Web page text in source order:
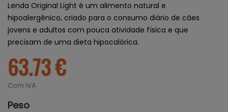
Lenda Original Light é um alimento natural e
hipoalergênico, criado para o consumo diário de cães
jovens e adultos com pouca atividade física e que
precisam de uma dieta hipocalórica.
63.73 €
Com IVA
Peso